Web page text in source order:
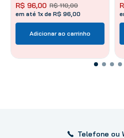
R$ 110,00
R$ 96,00
em até 1x de R$ 96,00
Adicionar ao carrinho
Telefone ou